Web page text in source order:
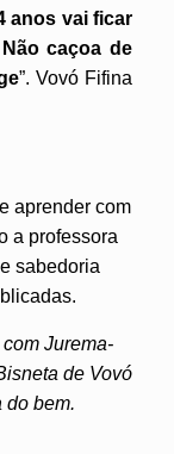
anos vai ficar
caçoa de
”. Vovó Fifina
aprender com
a professora
sabedoria
Jurema-
de Vovó
do bem.